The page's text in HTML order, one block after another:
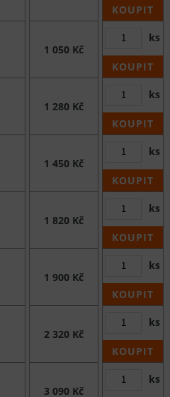
KOUPIT
1 050 Kč
ks
KOUPIT
1 280 Kč
ks
KOUPIT
1 450 Kč
ks
KOUPIT
1 820 Kč
ks
KOUPIT
1 900 Kč
ks
KOUPIT
2 320 Kč
ks
KOUPIT
3 090 Kč
ks